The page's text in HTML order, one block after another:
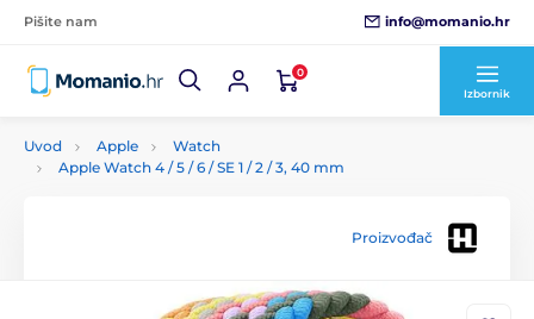
Pišite nam info@momanio.hr
0
Izbornik
Uvod Apple
Watch
Apple Watch 4 / 5 / 6 / SE 1 / 2 / 3, 40 mm
Proizvođač